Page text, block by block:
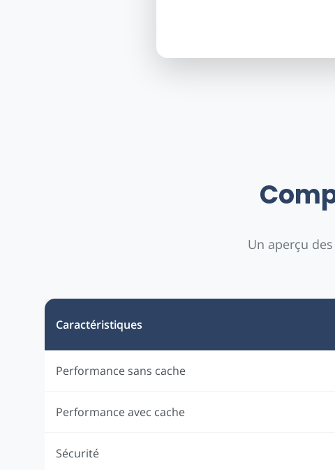
Un aperçu
Caractéristiques
Performance sans cache
Performance avec cache
Sécurité